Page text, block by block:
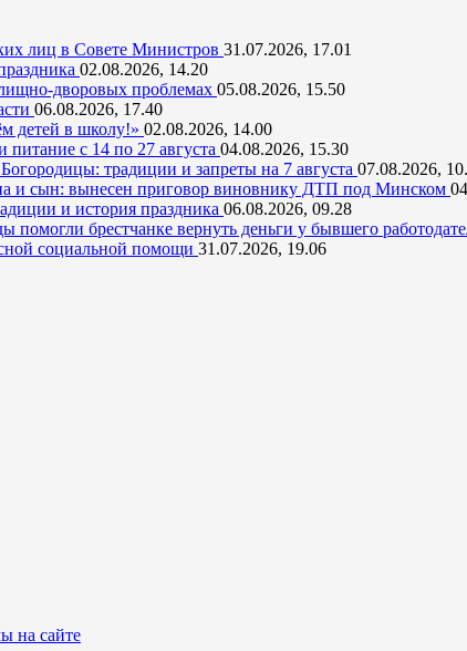
лиц в Совете Министров 31.07.2026, 17.01
02.08.2026, 14.20
дворовых проблемах 05.08.2026, 15.50
06.08.2026, 17.40
детей в школу!» 02.08.2026, 14.00
питание с 14 по 27 августа 04.08.2026, 15.30
традиции и запреты на 7 августа 07.08.2026,
и сын: вынесен приговор виновнику ДТП под Минском
и история праздника 06.08.2026, 09.28
помогли брестчанке вернуть деньги у бывшего
социальной помощи 31.07.2026, 19.06
на сайте